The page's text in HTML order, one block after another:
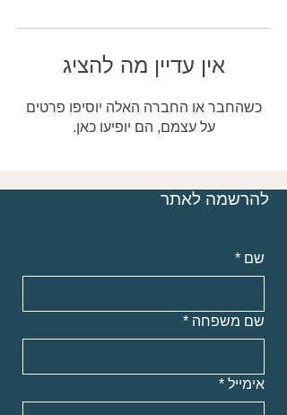
אין עדיין מה להציג
כשהחבר או החברה האלה יוסיפו פרטים
על עצמם, הם יופיעו כאן.
להרשמה לאתר
שם *
שם משפחה *
אימייל *